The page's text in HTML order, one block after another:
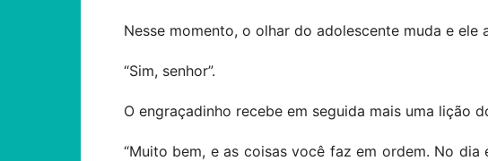
Nesse momento, o olhar do adolescente muda e ele
“Sim, senhor”.
O engraçadinho recebe em seguida mais uma lição
“Muito bem, e as coisas você faz em ordem. No